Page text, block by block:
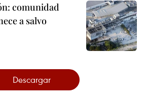
comunidad
a salvo
Descargar